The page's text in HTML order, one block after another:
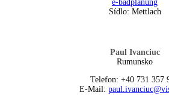
e-badplanung
Sídlo: Mettlach
Paul Ivanciuc
Rumunsko
Telefon: +40 731 357
E-Mail: